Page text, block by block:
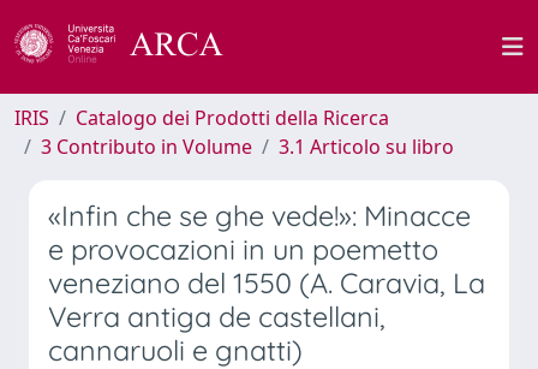
IRIS
Catalogo dei Prodotti della Ricerca
3 Contributo in Volume
3.1 Articolo su libro
«Infin che se ghe vede!»: Minacce
e provocazioni in un poemetto
veneziano del 1550 (A. Caravia, La
Verra antiga de castellani,
cannaruoli e gnatti)